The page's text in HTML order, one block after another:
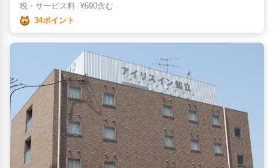
税・サービス料 ¥690含む
34ポイント